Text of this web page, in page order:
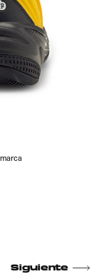
Siguiente